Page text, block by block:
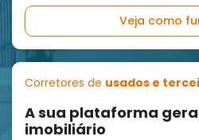
Veja como
Corretores de usados e
A sua plataforma
imobiliário